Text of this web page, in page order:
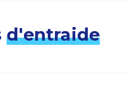
d'entraide